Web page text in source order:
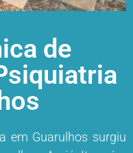
de
em Guarulhos surgiu